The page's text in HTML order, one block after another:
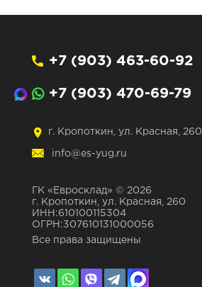
+7 (903) 463-60-92
+7 (903) 470-69-79
г. Кропоткин, ул. Красная, 260
info@es-yug.ru
ГК «Евросклад» © 2026
г. Кропоткин, ул. Красная, 260
ИНН:610100115304
ОГРН:307610131000056
Все права защищены